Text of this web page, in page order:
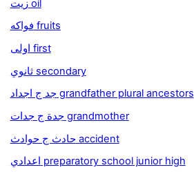
زيت oil
فواكه fruits
اولى first
ثانوي secondary
جد ج اجداد grandfather plural ancestors
جدة ج جدات grandmother
حادث ج حوادث accident
اعدادي preparatory school junior high